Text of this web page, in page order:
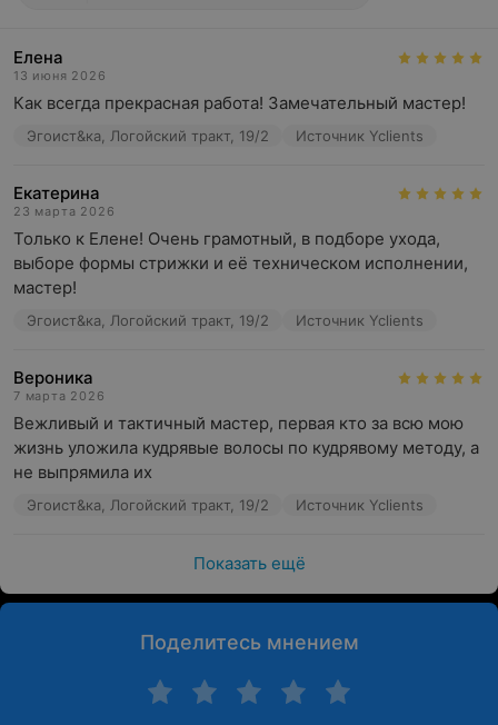
Елена
13 июня 2026
Как всегда прекрасная работа! Замечательный мастер!
Эгоист&ка, Логойский тракт, 19/2 Источник Yclients
Екатерина
23 марта 2026
Только к Елене! Очень грамотный, в подборе ухода,
выборе формы стрижки и её техническом исполнении,
мастер!
Эгоист&ка, Логойский тракт, 19/2 Источник Yclients
Вероника
7 марта 2026
Вежливый и тактичный мастер, первая кто за всю мою
жизнь уложила кудрявые волосы по кудрявому методу, а
не выпрямила их
Эгоист&ка, Логойский тракт, 19/2 Источник Yclients
Показать ещё
Поделитесь мнением